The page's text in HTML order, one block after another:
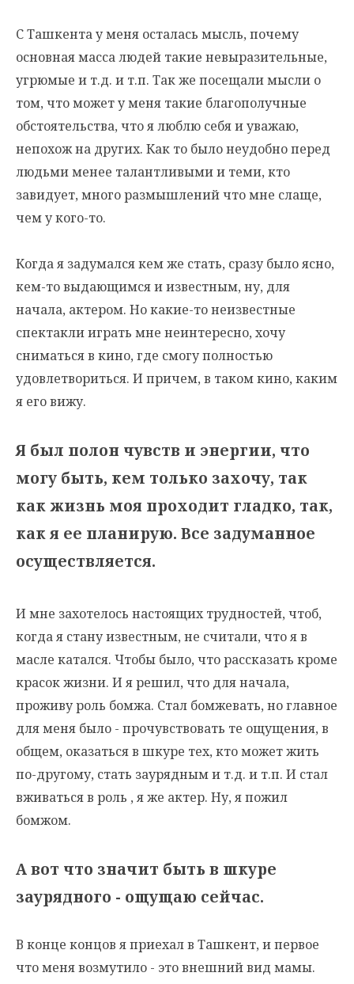
С Ташкента у меня осталась мысль, почему
основная масса людей такие невыразительные,
угрюмые и т.д. и т.п. Так же посещали мысли о
том, что может у меня такие благополучные
обстоятельства, что я люблю себя и уважаю,
непохож на других. Как то было неудобно перед
людьми менее талантливыми и теми, кто
завидует, много размышлений что мне слаще,
чем у кого-то.
Когда я задумался кем же стать, сразу было ясно,
кем-то выдающимся и известным, ну, для
начала, актером. Но какие-то неизвестные
спектакли играть мне неинтересно, хочу
сниматься в кино, где смогу полностью
удовлетвориться. И причем, в таком кино, каким
я его вижу.
Я был полон чувств и энергии, что
могу быть, кем только захочу, так
как жизнь моя проходит гладко, так,
как я ее планирую. Все задуманное
осуществляется.
И мне захотелось настоящих трудностей, чтоб,
когда я стану известным, не считали, что я в
масле катался. Чтобы было, что рассказать кроме
красок жизни. И я решил, что для начала,
проживу роль бомжа. Стал бомжевать, но главное
для меня было - прочувствовать те ощущения, в
общем, оказаться в шкуре тех, кто может жить
по-другому, стать заурядным и т.д. и т.п. И стал
вживаться в роль , я же актер. Ну, я пожил
бомжом.
А вот что значит быть в шкуре
заурядного - ощущаю сейчас.
В конце концов я приехал в Ташкент, и первое
что меня возмутило - это внешний вид мамы.